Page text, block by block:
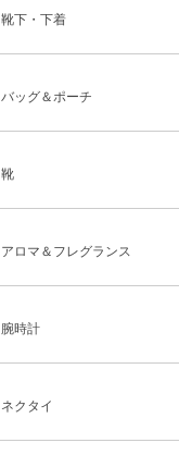
靴下・下着
バッグ＆ポーチ
靴
アロマ＆フレグランス
腕時計
ネクタイ